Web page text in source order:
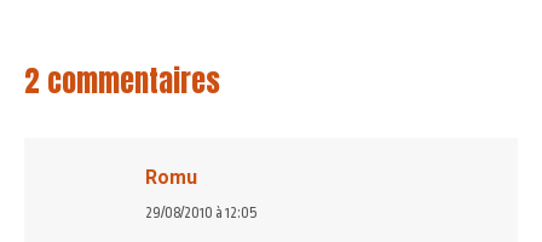
2 commentaires
Romu
dit
29/08/2010 à 12:05